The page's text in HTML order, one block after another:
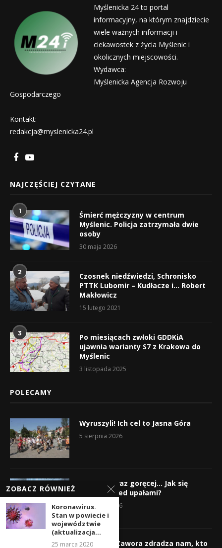
Myślenicka 24 to portal
informacyjny, na którym znajdziecie
wiele ważnych informacji i
ciekawostek z życia Myślenic i
okolicznych miejscowości.
Wydawca:
Myślenicka Agencja Rozwoju
Gospodarczego
Kontakt:
redakcja@myslenicka24.pl
NAJCZĘŚCIEJ CZYTANE
1
Śmierć mężczyzny w centrum
Myślenic. Policja zatrzymała dwie
osoby
30 maja 2026
2
Czosnek niedźwiedzi, Schronisko
PTTK Lubomir – Kudłacze i… Robert
Makłowicz
15 lutego 2021
3
Po miesiącach zwłoki GDDKiA
ujawnia warianty S7 z Krakowa do
Myślenic
3 listopada 2025
POLECAMY
Wyruszyli! Ich cel to Jasna Góra
5 sierpnia 2026
Gorąco, coraz goręcej… Jak się
chronić przed upałami?
4 sierpnia 2026
Krzysztof Zawora zdradza nam, kto
ZOBACZ RÓWNIEŻ
Koronawirus.
Stan w powiecie i
województwie
(aktualizacja...
25 marca 2020